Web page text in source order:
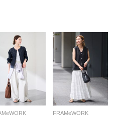
FRAMeWORK